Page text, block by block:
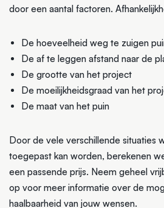
door een aantal factoren.
De hoeveelheid weg te zuigen
De af te leggen afstand naar de
De grootte van het project
De moeilijkheidsgraad van het
De maat van het puin
Door de vele verschillende situaties
toegepast kan worden, berekenen
een passende prijs. Neem geheel
op voor meer informatie over de
haalbaarheid van jouw wensen.